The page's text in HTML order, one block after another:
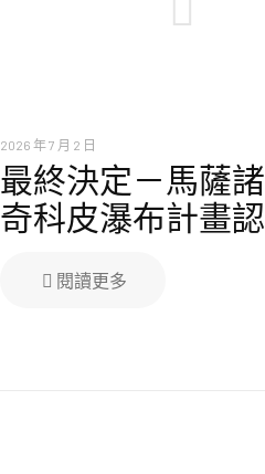
2026 年 7 月 2 日
最終決定－馬薩
奇科皮瀑布計畫
閱讀更多